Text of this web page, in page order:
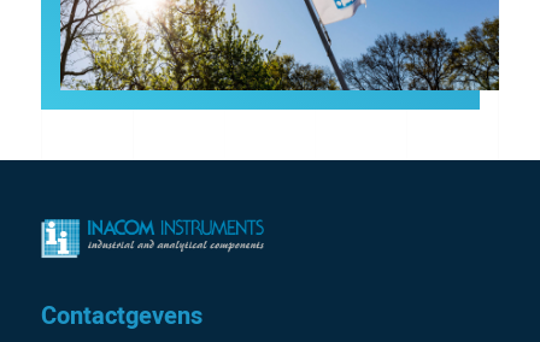
Contactgevens